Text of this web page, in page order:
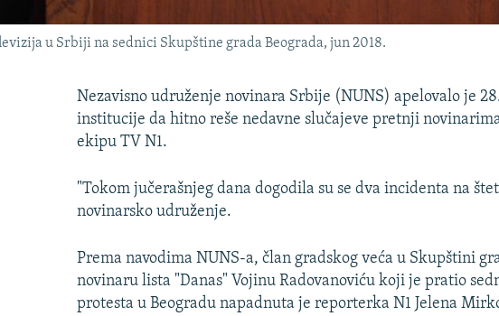
u Srbiji na sednici Skupštine grada Beograda, jun 2018.
Nezavisno udruženje novinara Srbije (NUNS) apelovalo je
institucije da hitno reše nedavne slučajeve pretnji
ekipu TV N1.
"Tokom jučerašnjeg dana dogodila su se dva incidenta na
novinarsko udruženje.
Prema navodima NUNS-a, član gradskog veća u Skupštini
novinaru lista "Danas" Vojinu Radovanoviću koji je pratio
protesta u Beogradu napadnuta je reporterka N1 Jelena